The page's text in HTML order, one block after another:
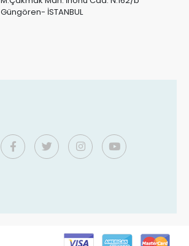
Güngören- İSTANBUL